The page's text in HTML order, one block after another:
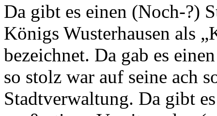
Da gibt es einen (Noch-?)
Königs Wusterhausen als
bezeichnet. Da gab es
so stolz war auf seine ach
Stadtverwaltung. Da gibt